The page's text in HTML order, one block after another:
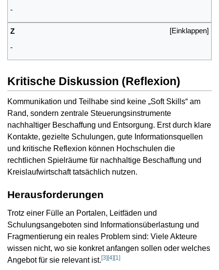
-
Z
-
Kritische Diskussion (Reflexion)
Kommunikation und Teilhabe sind keine „Soft Skills“ am
Rand, sondern zentrale Steuerungsinstrumente
nachhaltiger Beschaffung und Entsorgung. Erst durch klare
Kontakte, gezielte Schulungen, gute Informationsquellen
und kritische Reflexion können Hochschulen die
rechtlichen Spielräume für nachhaltige Beschaffung und
Kreislaufwirtschaft tatsächlich nutzen.
Herausforderungen
Trotz einer Fülle an Portalen, Leitfäden und
Schulungsangeboten sind Informationsüberlastung und
Fragmentierung ein reales Problem sind: Viele Akteure
wissen nicht, wo sie konkret anfangen sollen oder welches
Angebot für sie relevant ist.[3][4][1 ]